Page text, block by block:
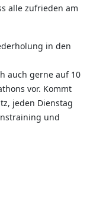
alle zufrieden am
in den
auch gerne auf 10
vor. Kommt
jeden Dienstag
und